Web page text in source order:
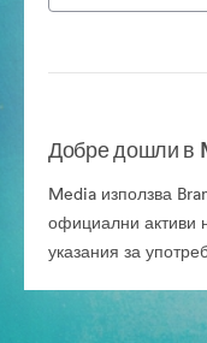
Добре дошли в
Media използва
официални активи
указания за